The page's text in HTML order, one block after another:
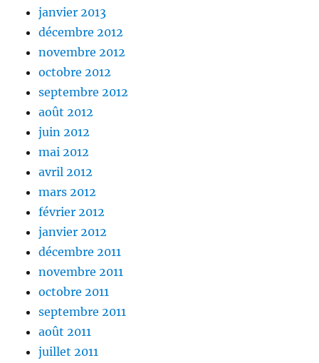
janvier 2013
décembre 2012
novembre 2012
octobre 2012
septembre 2012
août 2012
juin 2012
mai 2012
avril 2012
mars 2012
février 2012
janvier 2012
décembre 2011
novembre 2011
octobre 2011
septembre 2011
août 2011
juillet 2011